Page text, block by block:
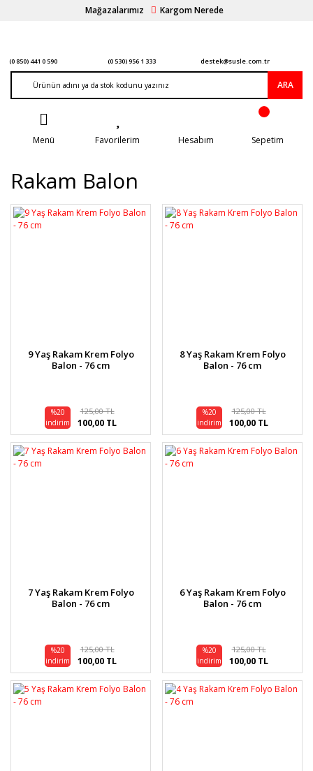
Mağazalarımız Kargom Nerede
(0 850) 441 0 590 (0 530) 956 1 333 destek@susle.com.tr
ARA
Menü Favorilerim Hesabım Sepetim
Rakam Balon
9 Yaş Rakam Krem Folyo
Balon - 76 cm
%20
indirim
125,00 TL
100,00 TL
8 Yaş Rakam Krem Folyo
Balon - 76 cm
%20
indirim
125,00 TL
100,00 TL
7 Yaş Rakam Krem Folyo
Balon - 76 cm
%20
indirim
125,00 TL
100,00 TL
6 Yaş Rakam Krem Folyo
Balon - 76 cm
%20
indirim
125,00 TL
100,00 TL